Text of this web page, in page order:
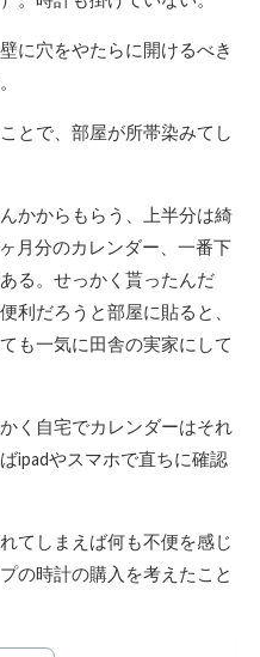
に穴をやたらに開けるべき
とで、部屋が所帯染みてし
かからもらう、上半分は綺
月分のカレンダー、一番下
る。せっかく貰ったんだ
利だろうと部屋に貼ると、
も一気に田舎の実家にして
く自宅でカレンダーはそれ
ipadやスマホで直ちに確認
てしまえば何も不便を感じ
の時計の購入を考えたこと